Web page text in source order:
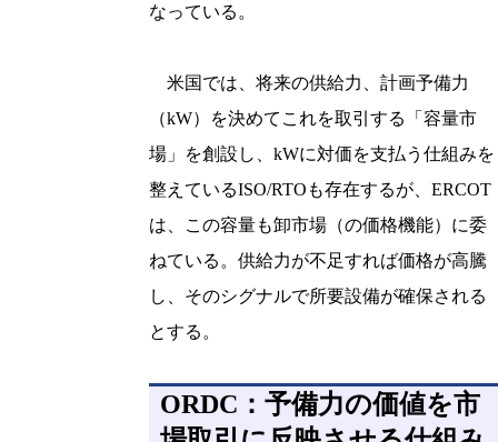
なっている。
米国では、将来の供給力、計画予備力
（kW）を決めてこれを取引する「容量市
場」を創設し、kWに対価を支払う仕組みを
整えているISO/RTOも存在するが、ERCOT
は、この容量も卸市場（の価格機能）に委
ねている。供給力が不足すれば価格が高騰
し、そのシグナルで所要設備が確保される
とする。
ORDC：予備力の価値を市